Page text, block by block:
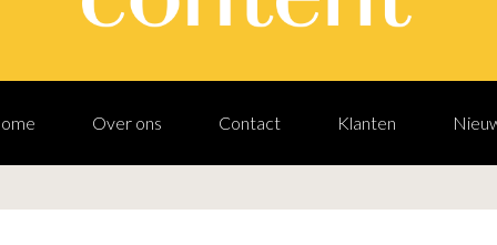
Over ons Contact Klanten